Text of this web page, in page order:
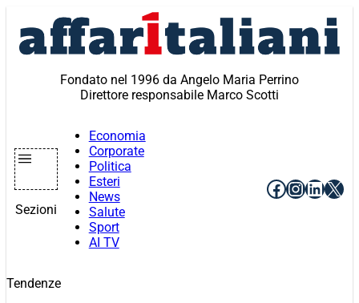
contenuto
Fondato nel 1996 da Angelo Maria Perrino
Direttore responsabile Marco Scotti
Sezioni
Economia
Corporate
Politica
Esteri
News
Salute
Sport
AI TV
Facebook
X
Tendenze